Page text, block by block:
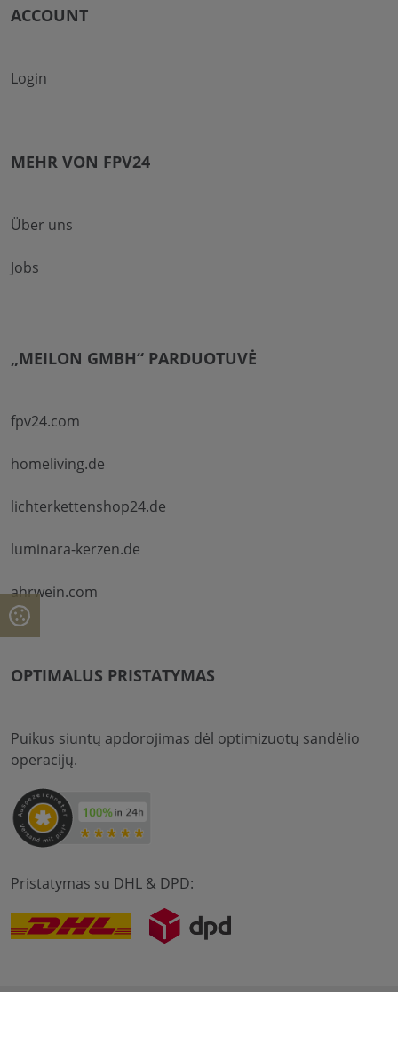
ACCOUNT
Login
MEHR VON FPV24
Über uns
Jobs
„MEILON GMBH“ PARDUOTUVĖ
fpv24.com
homeliving.de
lichterkettenshop24.de
luminara-kerzen.de
ahrwein.com
OPTIMALUS PRISTATYMAS
Puikus siuntų apdorojimas dėl optimizuotų sandėlio
operacijų.
Pristatymas su DHL & DPD: